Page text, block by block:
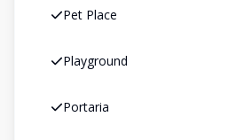
Pet Place
Playground
Portaria